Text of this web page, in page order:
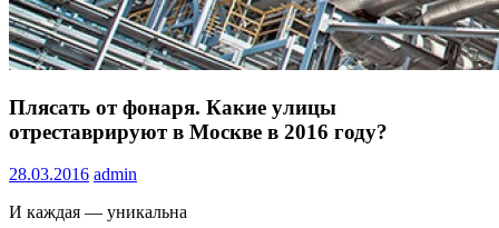
Плясать от фонаря. Какие улицы
отреставрируют в Москве в 2016 году?
28.03.2016 admin
И каждая — уникальна